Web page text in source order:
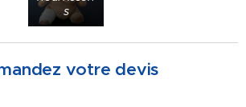
s
votre devis